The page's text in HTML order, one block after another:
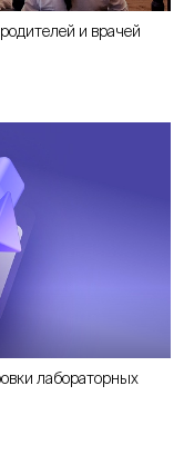
и врачей
лабораторных